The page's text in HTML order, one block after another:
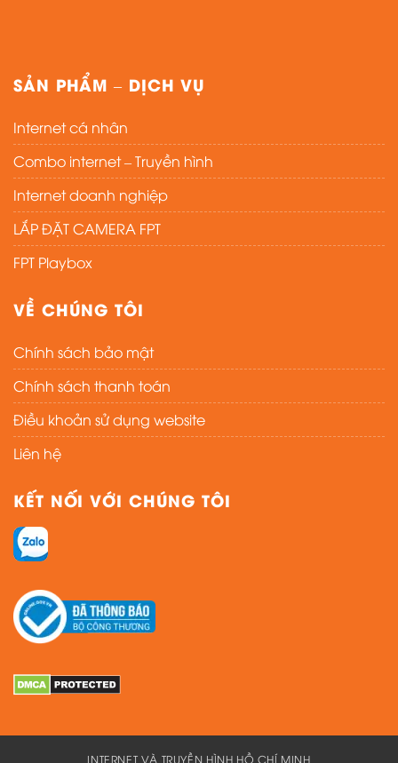
SẢN PHẨM – DỊCH VỤ
Internet cá nhân
Combo internet – Truyền hình
Internet doanh nghiệp
LẮP ĐẶT CAMERA FPT
FPT Playbox
VỀ CHÚNG TÔI
Chính sách bảo mật
Chính sách thanh toán
Điều khoản sử dụng website
Liên hệ
KẾT NỐI VỚI CHÚNG TÔI
INTERNET VÀ TRUYỀN HÌNH HỒ CHÍ MINH